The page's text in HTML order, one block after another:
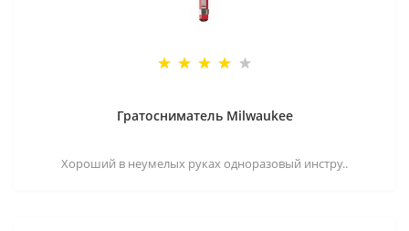
Гратосниматель Milwaukee
Хороший в неумелых руках одноразовый инстру..